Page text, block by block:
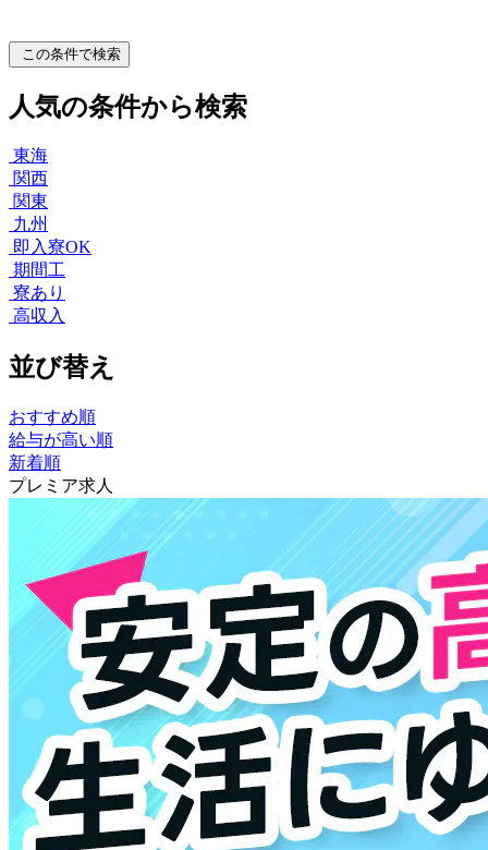
この条件で検索
人気の条件から検索
東海
関西
関東
九州
即入寮OK
期間工
寮あり
高収入
並び替え
おすすめ順
給与が高い順
新着順
プレミア求人